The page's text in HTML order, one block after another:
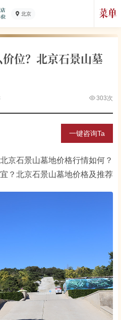
北京
位？北京石景山墓
303次
一键咨询Ta
京石景山墓地价格行情如何？
？北京石景山墓地价格及推荐